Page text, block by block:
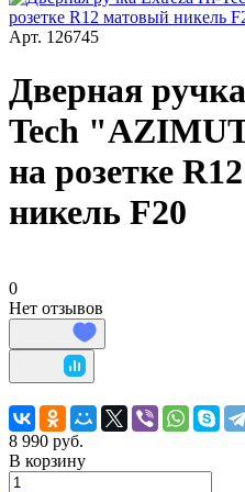
Арт. 126745
Дверная
Tech
на розетке
никель F20
0
Нет отзывов
8 990 руб.
В корзину